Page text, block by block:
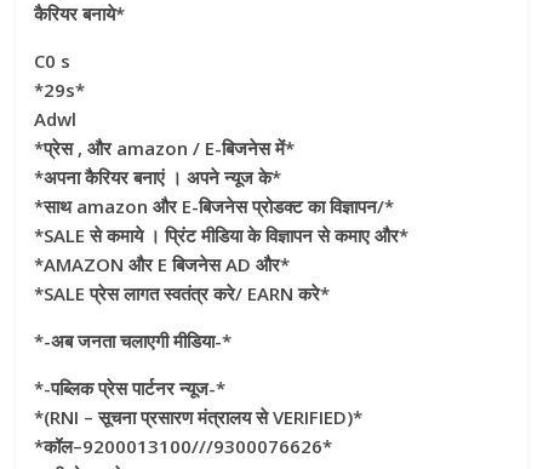
कैरियर बनाये*
C0 s
*29s*
Adwl
*प्रेस , और amazon / E-बिजनेस में*
*अपना कैरियर बनाएं । अपने न्यूज के*
*साथ amazon और E-बिजनेस प्रोडक्ट का विज्ञापन/*
*SALE से कमाये । प्रिंट मीडिया के विज्ञापन से कमाए और*
*AMAZON और E बिजनेस AD और*
*SALE प्रेस लागत स्वतंत्र करे/ EARN करे*
*-अब जनता चलाएगी मीडिया-*
*-पब्लिक प्रेस पार्टनर न्यूज-*
*(RNI – सूचना प्रसारण मंत्रालय से VERIFIED)*
*कॉल–9200013100///9300076626*